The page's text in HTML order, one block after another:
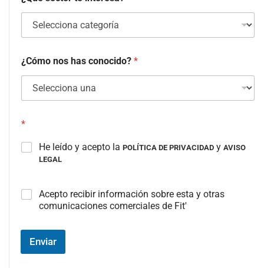
¿Cómo nos has conocido? *
*
He leído y acepto la POLÍTICA DE PRIVACIDAD y AVISO
LEGAL
C
a
3
Acepto recibir información sobre esta y otras
comunicaciones comerciales de Fit'
Enviar